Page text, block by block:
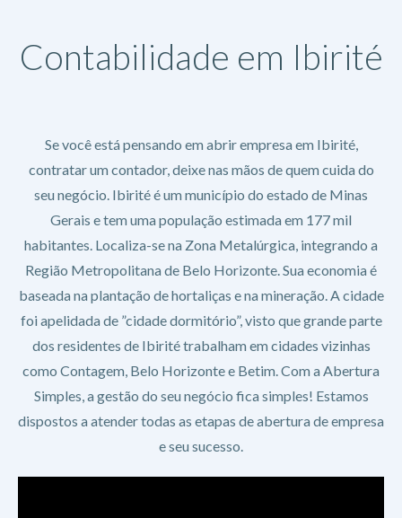
Contabilidade em Ibirité
Se você está pensando em abrir empresa em Ibirité,
contratar um contador, deixe nas mãos de quem cuida do
seu negócio. Ibirité é um município do estado de Minas
Gerais e tem uma população estimada em 177 mil
habitantes. Localiza-se na Zona Metalúrgica, integrando a
Região Metropolitana de Belo Horizonte. Sua economia é
baseada na plantação de hortaliças e na mineração. A cidade
foi apelidada de ”cidade dormitório”, visto que grande parte
dos residentes de Ibirité trabalham em cidades vizinhas
como Contagem, Belo Horizonte e Betim. Com a Abertura
Simples, a gestão do seu negócio fica simples! Estamos
dispostos a atender todas as etapas de abertura de empresa
e seu sucesso.